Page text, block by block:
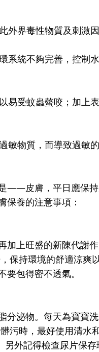
外界毒性物質及刺激
系統不夠完善，控制
易受蚊蟲螫咬；加上
敏物質，而導致過敏的
——皮膚，平日應保
保養的注意事項：
加上旺盛的新陳代謝
保持環境的舒適涼爽
包得密不透氣。
分泌物。每天為寶寶
污時，最好使用清水
外記得檢查尿片保